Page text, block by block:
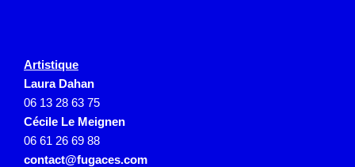
Artistique
Laura Dahan
06 13 28 63 75
Cécile Le Meignen
06 61 26 69 88
contact@fugaces.com